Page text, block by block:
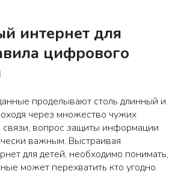
интернет для
цифрового
проделывают столь длинный и
через множество чужих
связи, вопрос защиты информации
важным. Выстраивая
для детей, необходимо понимать,
может перехватить кто угодно.